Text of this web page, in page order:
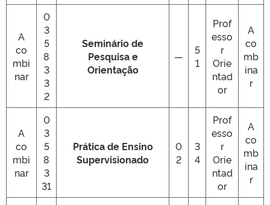
A
co
mbi
nar
0
3
5
8
3
3
2
Seminário de
Pesquisa e
Orientação
—
5
1
Prof
esso
r
Orie
ntad
or
A
co
mb
ina
r
A
co
mbi
nar
0
3
5
8
3
31
Prática de Ensino
Supervisionado
0
2
3
4
Prof
esso
r
Orie
ntad
or
A
co
mb
ina
r